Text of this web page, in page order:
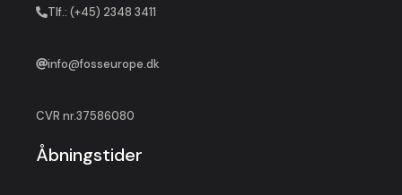
Tlf.: (+45) 2348 3411
info@fosseurope.dk
CVR nr.37586080
Åbningstider